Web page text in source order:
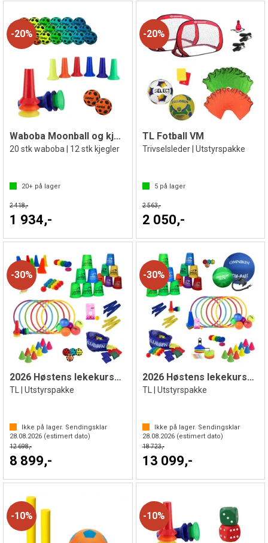
20%
Waboba Moonball og kjegler
20 stk waboba | 12 stk kjegler
20+ på lager
2 418,-
1 934,-
20%
TL Fotball VM
Trivselsleder | Utstyrspakke
5på lager
2 563,-
2 050,-
30%
2026 Høstens lekekurspakke TL | Liten
TL | Utstyrspakke
Ikke på lager. Sendingsklar
28.08.2026 (estimert dato)
12 698,-
8 899,-
30%
2026 Høstens lekekurspakke TL | Stor
TL | Utstyrspakke
Ikke på lager. Sendingsklar
28.08.2026(estimert dato)
18 723,-
13 099,-
10% 10%